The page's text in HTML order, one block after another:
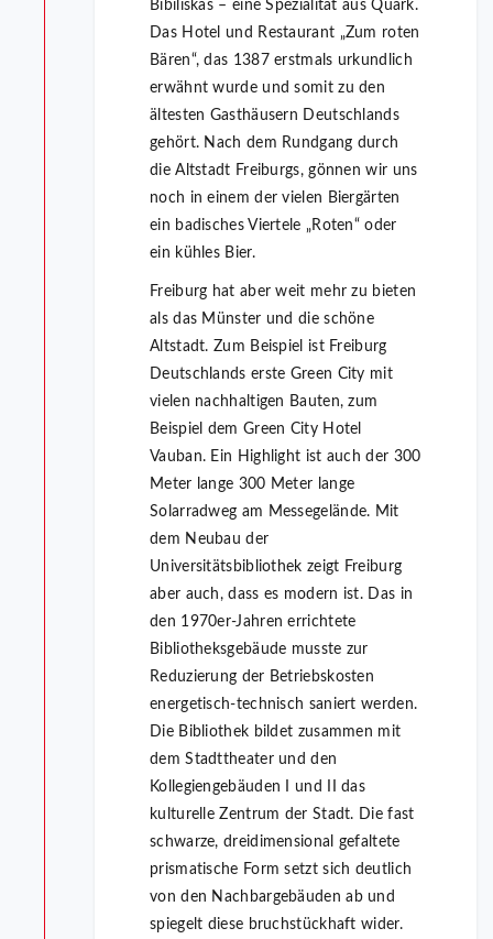
Bibiliskäs – eine Spezialität aus Quark.
Das Hotel und Restaurant „Zum roten
Bären“, das 1387 erstmals urkundlich
erwähnt wurde und somit zu den
ältesten Gasthäusern Deutschlands
gehört. Nach dem Rundgang durch
die Altstadt Freiburgs, gönnen wir uns
noch in einem der vielen Biergärten
ein badisches Viertele „Roten“ oder
ein kühles Bier.
Freiburg hat aber weit mehr zu bieten
als das Münster und die schöne
Altstadt. Zum Beispiel ist Freiburg
Deutschlands erste Green City mit
vielen nachhaltigen Bauten, zum
Beispiel dem Green City Hotel
Vauban. Ein Highlight ist auch der 300
Meter lange 300 Meter lange
Solarradweg am Messegelände. Mit
dem Neubau der
Universitätsbibliothek zeigt Freiburg
aber auch, dass es modern ist. Das in
den 1970er-Jahren errichtete
Bibliotheksgebäude musste zur
Reduzierung der Betriebskosten
energetisch-technisch saniert werden.
Die Bibliothek bildet zusammen mit
dem Stadttheater und den
Kollegiengebäuden I und II das
kulturelle Zentrum der Stadt. Die fast
schwarze, dreidimensional gefaltete
prismatische Form setzt sich deutlich
von den Nachbargebäuden ab und
spiegelt diese bruchstückhaft wider.